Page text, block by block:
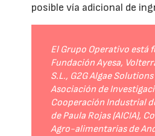
posible vía adicional de
El Grupo Operativo está
Fundación Ayesa,
S.L., G2G Algae Solutions
Asociación de
Cooperación Industrial
de Paula Rojas (AICIA),
Agro-alimentarias de